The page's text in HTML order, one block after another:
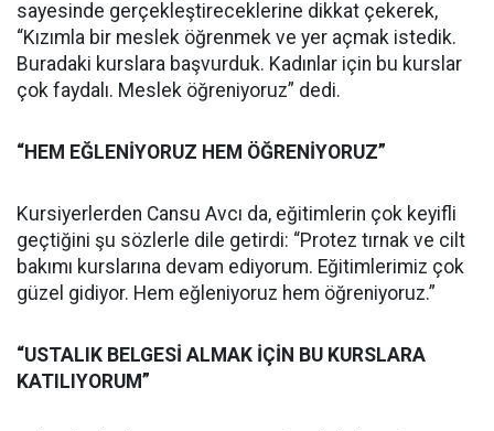
sayesinde gerçekleştireceklerine dikkat çekerek,
“Kızımla bir meslek öğrenmek ve yer açmak istedik.
Buradaki kurslara başvurduk. Kadınlar için bu kurslar
çok faydalı. Meslek öğreniyoruz” dedi.
“HEM EĞLENİYORUZ HEM ÖĞRENİYORUZ”
Kursiyerlerden Cansu Avcı da, eğitimlerin çok keyifli
geçtiğini şu sözlerle dile getirdi: “Protez tırnak ve cilt
bakımı kurslarına devam ediyorum. Eğitimlerimiz çok
güzel gidiyor. Hem eğleniyoruz hem öğreniyoruz.”
“USTALIK BELGESİ ALMAK İÇİN BU KURSLARA
KATILIYORUM”